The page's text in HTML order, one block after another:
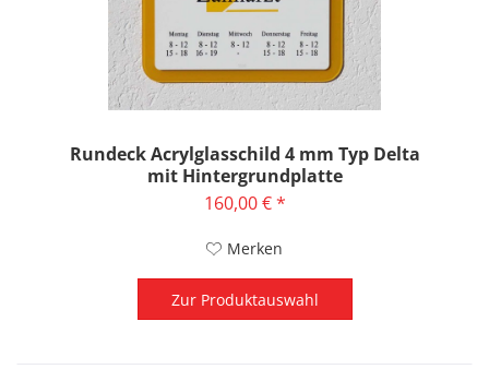
Rundeck Acrylglasschild 4 mm Typ Delta
mit Hintergrundplatte
160,00 € *
Merken
Zur Produktauswahl